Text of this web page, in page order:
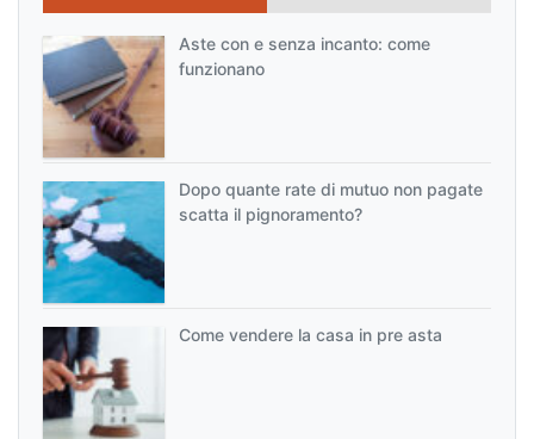
Aste con e senza incanto: come
funzionano
Dopo quante rate di mutuo non pagate
scatta il pignoramento?
Come vendere la casa in pre asta